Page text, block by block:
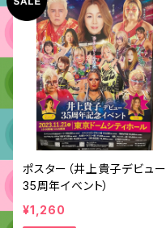
ポスター（井上貴子デビュー
35周年イベント）
¥1,260